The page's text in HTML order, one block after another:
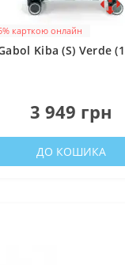
карткою онлайн
Kiba (S) Verde
3 949 грн
ДО КОШИКА